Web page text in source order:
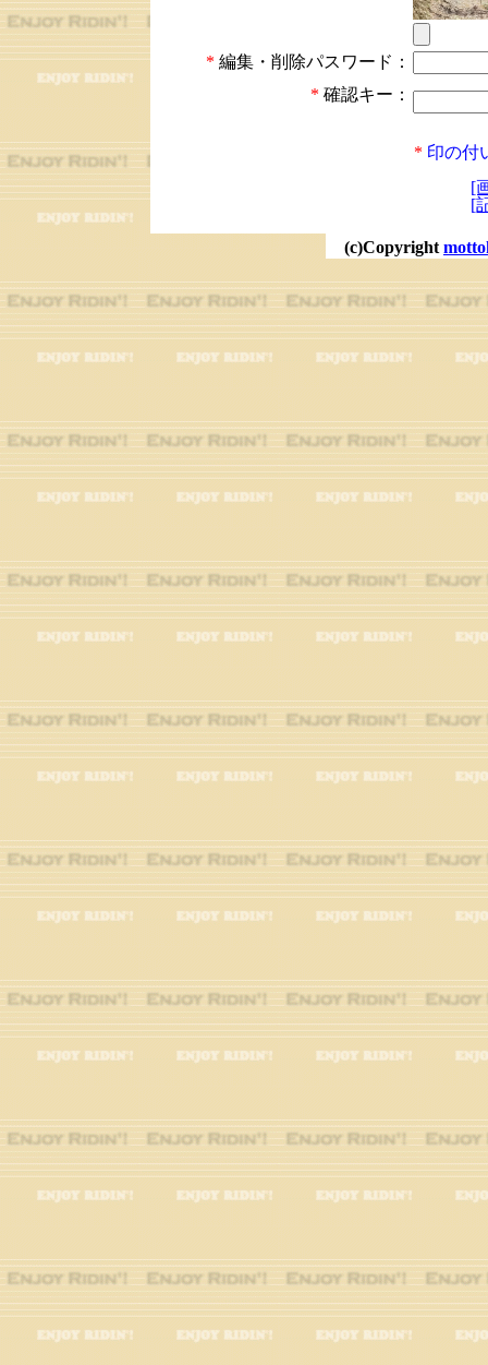
* 編集・削除パスワード：
* 確認キー：
* 印の付
[
[
(c)Copyright